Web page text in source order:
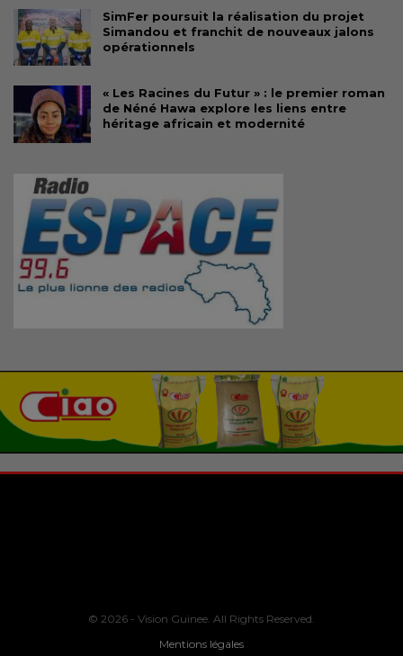
SimFer poursuit la réalisation du projet
Simandou et franchit de nouveaux jalons
opérationnels
« Les Racines du Futur » : le premier roman
de Néné Hawa explore les liens entre
héritage africain et modernité
© 2026 - Vision Guinee. All Rights Reserved.
Mentions légales